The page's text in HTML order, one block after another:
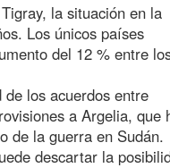
la situación en la
Los únicos países
del 12 % entre
los acuerdos entre
a Argelia, que
de la guerra en Sudán.
descartar la